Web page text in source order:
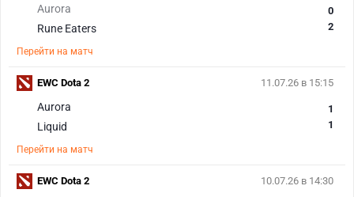
Aurora
Rune Eaters
0
2
Перейти на матч
11.07.26 в 15:15
Aurora
Liquid
1
1
Перейти на матч
EWC Dota 2
10.07.26 в 14:30
EWC Dota 2